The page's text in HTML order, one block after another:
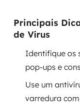
Modernização
Arquitetura de
Transformação
Principais
de Vírus
Identifique os
pop-ups e
Use um
varredura